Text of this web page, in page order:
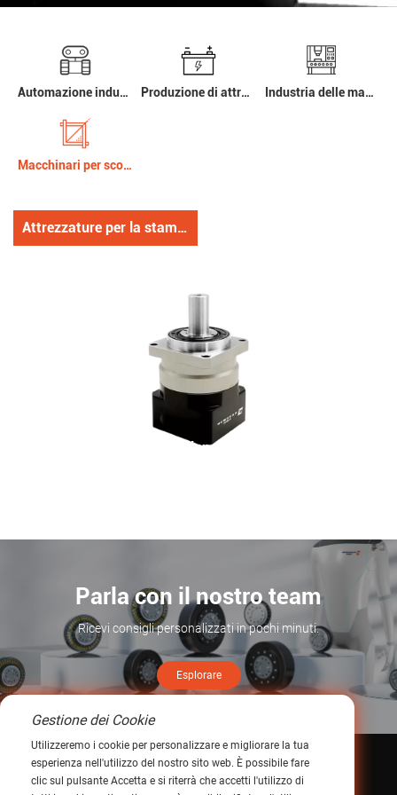
Automazione industriale e robotica Produzione di attrezzature avanzate Industria delle macchine utensili
Macchinari per scopi speciali
Attrezzature per la stampa e macchinari
Parla con il nostro team
Ricevi consigli personalizzati in pochi minuti.
Esplorare
Contattaci
Gestione dei Cookie
Utilizzeremo i cookie per personalizzare e migliorare la tua
esperienza nell'utilizzo del nostro sito web. È possibile fare
clic sul pulsante Accetta e si riterrà che accetti l'utilizzo di